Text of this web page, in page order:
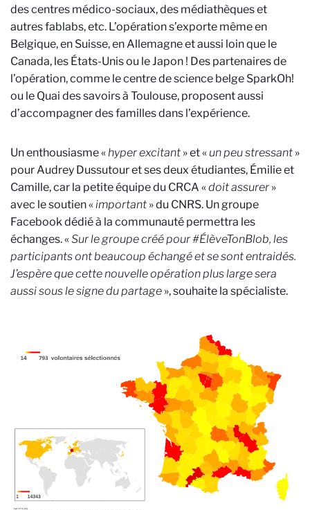
des centres médico-sociaux, des médiathèques et
autres fablabs, etc. L’opération s’exporte même en
Belgique, en Suisse, en Allemagne et aussi loin que le
Canada, les États-Unis ou le Japon ! Des partenaires de
l’opération, comme le centre de science belge SparkOh!
ou le Quai des savoirs à Toulouse, proposent aussi
d’accompagner des familles dans l’expérience.
Un enthousiasme «hyper excitant » et « un peu stressant »
pour Audrey Dussutour et ses deux étudiantes, Émilie et
Camille, car la petite équipe du CRCA «doit assurer »
avec le soutien «important » du CNRS. Un groupe
Facebook dédié à la communauté permettra les
échanges. «Sur le groupe créé pour #ÉlèveTonBlob, les
participants ont beaucoup échangé et se sont entraidés.
J’espère que cette nouvelle opération plus large sera
aussi sous le signe du partage », souhaite la spécialiste.